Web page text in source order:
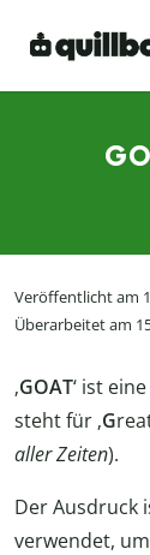
Veröffentlicht am
Überarbeitet am
‚GOAT‘ ist
steht für ‚G
aller Zeiten).
Der Ausdruck
verwendet,